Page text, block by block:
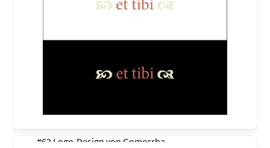
#62 Logo-Design von Gomorrha